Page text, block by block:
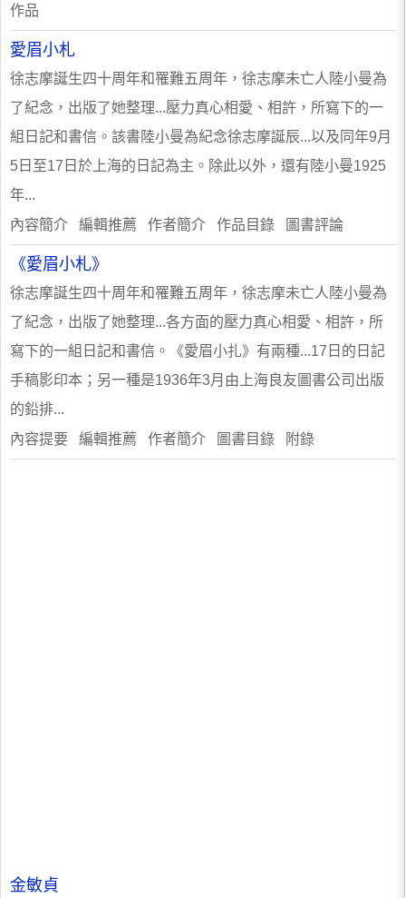
作品
愛眉小札
徐志摩誕生四十周年和罹難五周年，徐志摩未亡人陸小曼為
了紀念，出版了她整理...壓力真心相愛、相許，所寫下的一
組日記和書信。該書陸小曼為紀念徐志摩誕辰...以及同年9月
5日至17日於上海的日記為主。除此以外，還有陸小曼1925
年...
內容簡介 編輯推薦 作者簡介 作品目錄 圖書評論
《愛眉小札》
徐志摩誕生四十周年和罹難五周年，徐志摩未亡人陸小曼為
了紀念，出版了她整理...各方面的壓力真心相愛、相許，所
寫下的一組日記和書信。《愛眉小扎》有兩種...17日的日記
手稿影印本；另一種是1936年3月由上海良友圖書公司出版
的鉛排...
內容提要 編輯推薦 作者簡介 圖書目錄 附錄
金敏貞